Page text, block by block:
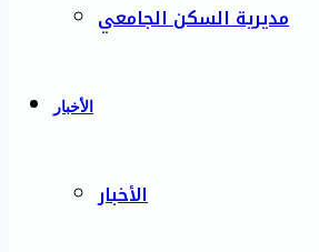
مديرية السكن الجامعي
الأخبار
الأخبار